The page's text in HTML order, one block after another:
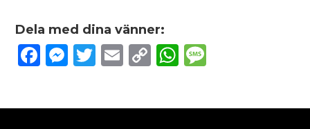
Dela med dina vänner:
F
M T
E
C
W